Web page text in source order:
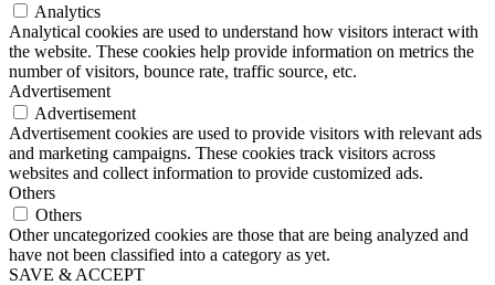
Analytics
Analytical cookies are used to understand how visitors interact with
the website. These cookies help provide information on metrics the
number of visitors, bounce rate, traffic source, etc.
Advertisement
Advertisement
Advertisement cookies are used to provide visitors with relevant ads
and marketing campaigns. These cookies track visitors across
websites and collect information to provide customized ads.
Others
Others
Other uncategorized cookies are those that are being analyzed and
have not been classified into a category as yet.
SAVE & ACCEPT